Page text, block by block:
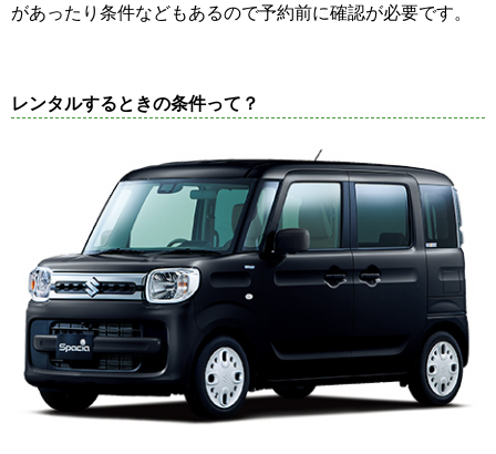
があったり条件などもあるので予約前に確認が必要です。
レンタルするときの条件って？